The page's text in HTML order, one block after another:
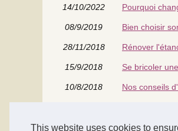
This website uses cookies to
14/10/2022 Pourquoi
08/9/2019 Bien choisir
28/11/2018 Rénover
15/9/2018 Se bricoler
10/8/2018 Nos conseils
Astuce pour
25/2/2018 Trucs et